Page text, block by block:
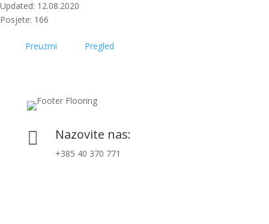
Updated: 12.08.2020
Posjete: 166
Preuzmi Pregled
 Nazovite nas:
+385 40 370 771